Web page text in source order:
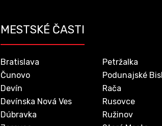
MESTSKÉ ČASTI
Bratislava
Čunovo
Devín
Devínska Nová Ves
Dúbravka
Petržalka
Podunajské
Rača
Rusovce
Ružinov